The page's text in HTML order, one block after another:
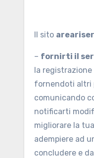
Il sito
– fornirti il
la
fornendoti altri
comunicando
notificarti
migliorare la
adempiere ad
concludere e